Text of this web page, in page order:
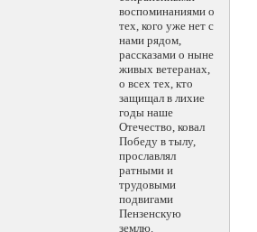
воспоминаниями о
тех, кого уже нет с
нами рядом,
рассказами о ныне
живых ветеранах,
о всех тех, кто
защищал в лихие
годы наше
Отечество, ковал
Победу в тылу,
прославлял
ратными и
трудовыми
подвигами
Пензенскую
землю.